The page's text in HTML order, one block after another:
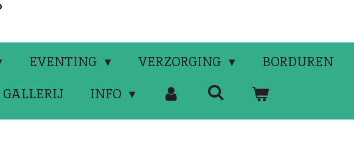
EVENTING VERZORGING BORDUREN
GALLERIJ
INFO